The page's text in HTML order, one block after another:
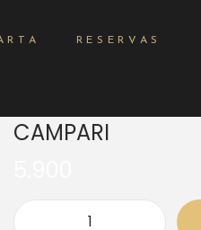
RESERVAS
CAMPARI